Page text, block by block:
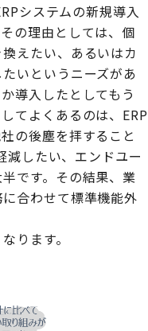
システムの新規導入
の理由としては、個
えたい、あるいはカ
いというニーズがあ
導入したとしてもう
てよくあるのは、ERP
の後塵を拝すること
したい、エンドユー
です。その結果、業
合わせて標準機能外
ります。